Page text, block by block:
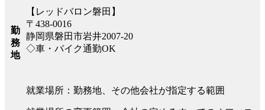
勤
務
地
【レッドバロン磐田】
〒438-0016
静岡県磐田市岩井2007-20
◇車・バイク通勤OK
就業場所：勤務地、その他会社が指定する範囲